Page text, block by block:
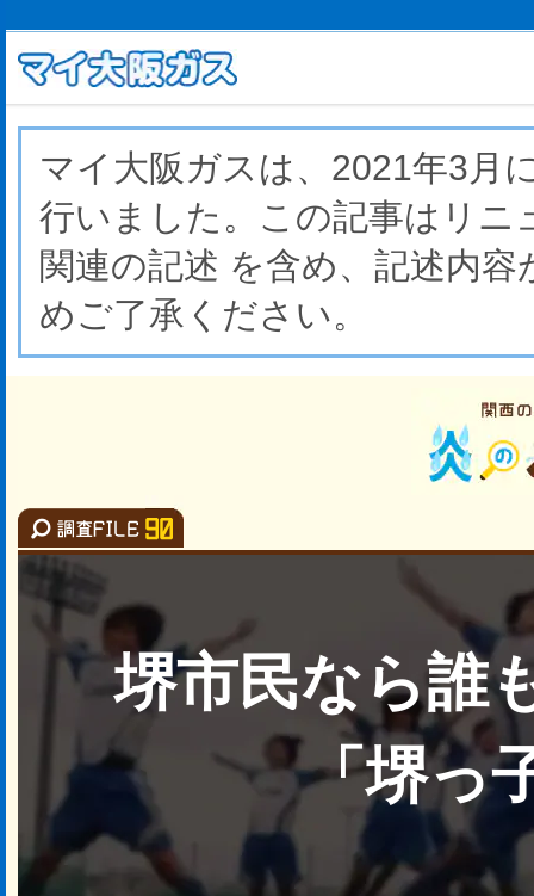
マイ大阪ガスは、2021年3月
行いました。この記事はリ
関連の記述 を含め、記述内
めご了承ください。
堺市民なら誰
「堺っ